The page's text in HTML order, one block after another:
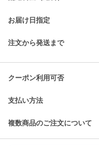
お届け日指定
注文から発送まで
クーポン利用可否
支払い方法
複数商品のご注文について